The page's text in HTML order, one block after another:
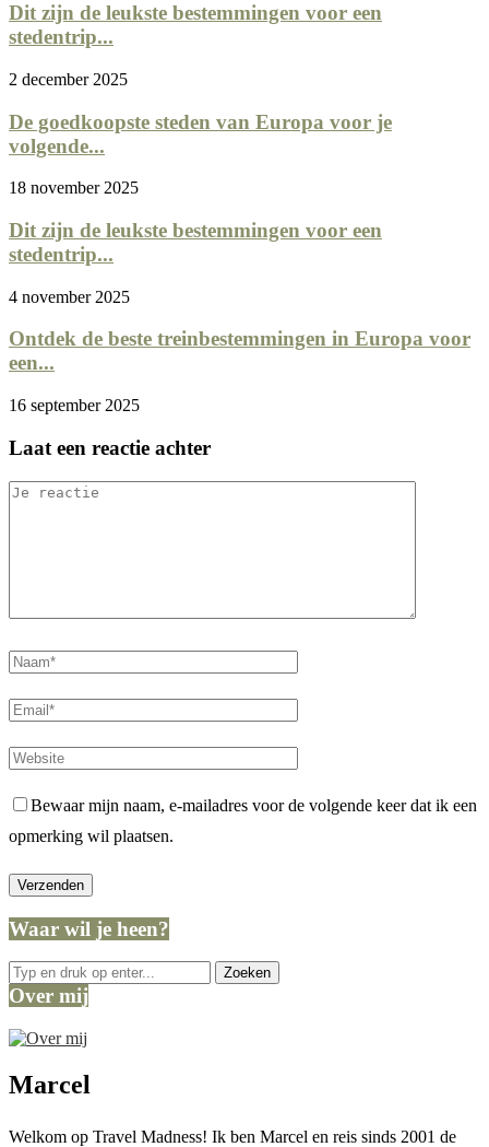
Dit zijn de leukste bestemmingen voor een
stedentrip...
2 december 2025
De goedkoopste steden van Europa voor je
volgende...
18 november 2025
Dit zijn de leukste bestemmingen voor een
stedentrip...
4 november 2025
Ontdek de beste treinbestemmingen in Europa voor
een...
16 september 2025
Laat een reactie achter
Bewaar mijn naam, e-mailadres voor de volgende keer dat ik een
opmerking wil plaatsen.
Waar wil je heen?
Over mij
Marcel
Welkom op Travel Madness! Ik ben Marcel en reis sinds 2001 de